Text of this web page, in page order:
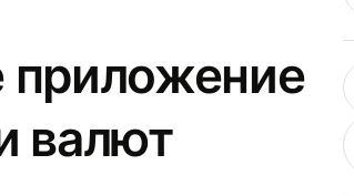
приложение
валют